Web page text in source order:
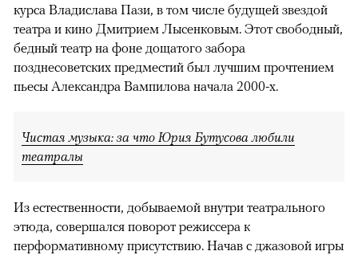
курса Владислава Пази, в том числе будущей звездой
театра и кино Дмитрием Лысенковым. Этот свободный,
бедный театр на фоне дощатого забора
позднесоветских предместий был лучшим прочтением
пьесы Александра Вампилова начала 2000-х.
Чистая музыка: за что Юрия Бутусова любили
театралы
Из естественности, добываемой внутри театрального
этюда, совершался поворот режиссера к
перформативному присутствию. Начав с джазовой игры